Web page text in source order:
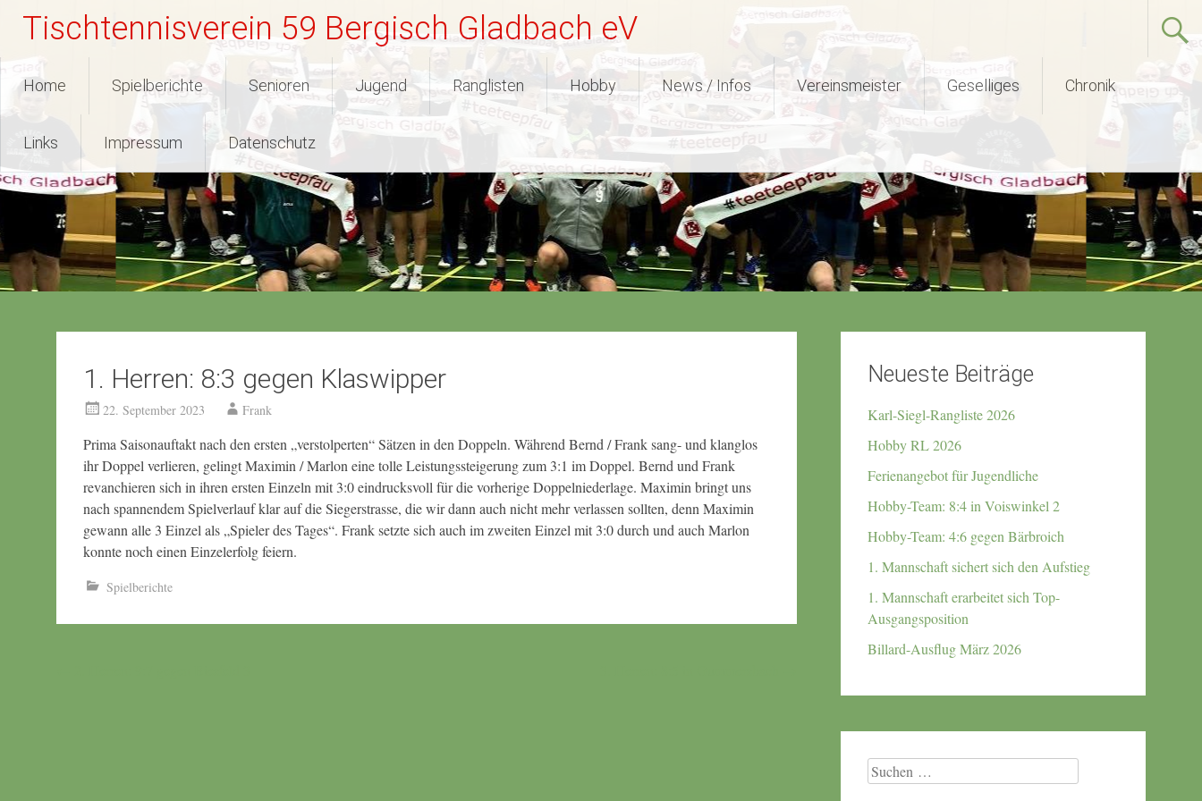
Tischtennisverein 59 Bergisch Gladbach eV
Home Spielberichte Senioren Jugend Ranglisten Hobby News / Infos Vereinsmeister Geselliges Chronik
Links Impressum Datenschutz
1. Herren: 8:3 gegen Klaswipper
22. September 2023 Frank
Prima Saisonauftakt nach den ersten „verstolperten“ Sätzen in den Doppeln. Während Bernd / Frank sang- und klanglos
ihr Doppel verlieren, gelingt Maximin / Marlon eine tolle Leistungssteigerung zum 3:1 im Doppel. Bernd und Frank
revanchieren sich in ihren ersten Einzeln mit 3:0 eindrucksvoll für die vorherige Doppelniederlage. Maximin bringt uns
nach spannendem Spielverlauf klar auf die Siegerstrasse, die wir dann auch nicht mehr verlassen sollten, denn Maximin
gewann alle 3 Einzel als „Spieler des Tages“. Frank setzte sich auch im zweiten Einzel mit 3:0 durch und auch Marlon
konnte noch einen Einzelerfolg feiern.
Spielberichte
Neueste Beiträge
Karl-Siegl-Rangliste 2026
Hobby RL 2026
Ferienangebot für Jugendliche
Hobby-Team: 8:4 in Voiswinkel 2
Hobby-Team: 4:6 gegen Bärbroich
1. Mannschaft sichert sich den Aufstieg
1. Mannschaft erarbeitet sich Top-
Ausgangsposition
Billard-Ausflug März 2026
Suchen
nach: